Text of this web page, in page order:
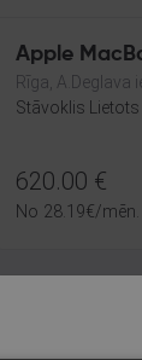
Apple
Rīga, A.Deglava
Stāvoklis
620.00 €
No 28.19€/mēn.